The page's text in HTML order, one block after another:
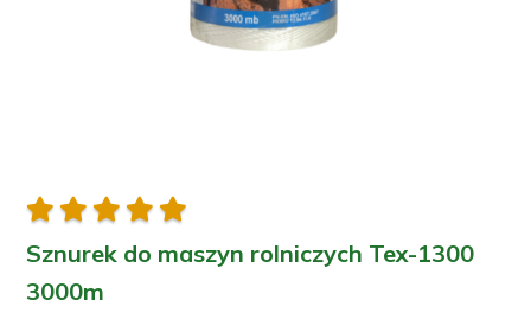
    
Sznurek do maszyn rolniczych Tex-1300
3000m